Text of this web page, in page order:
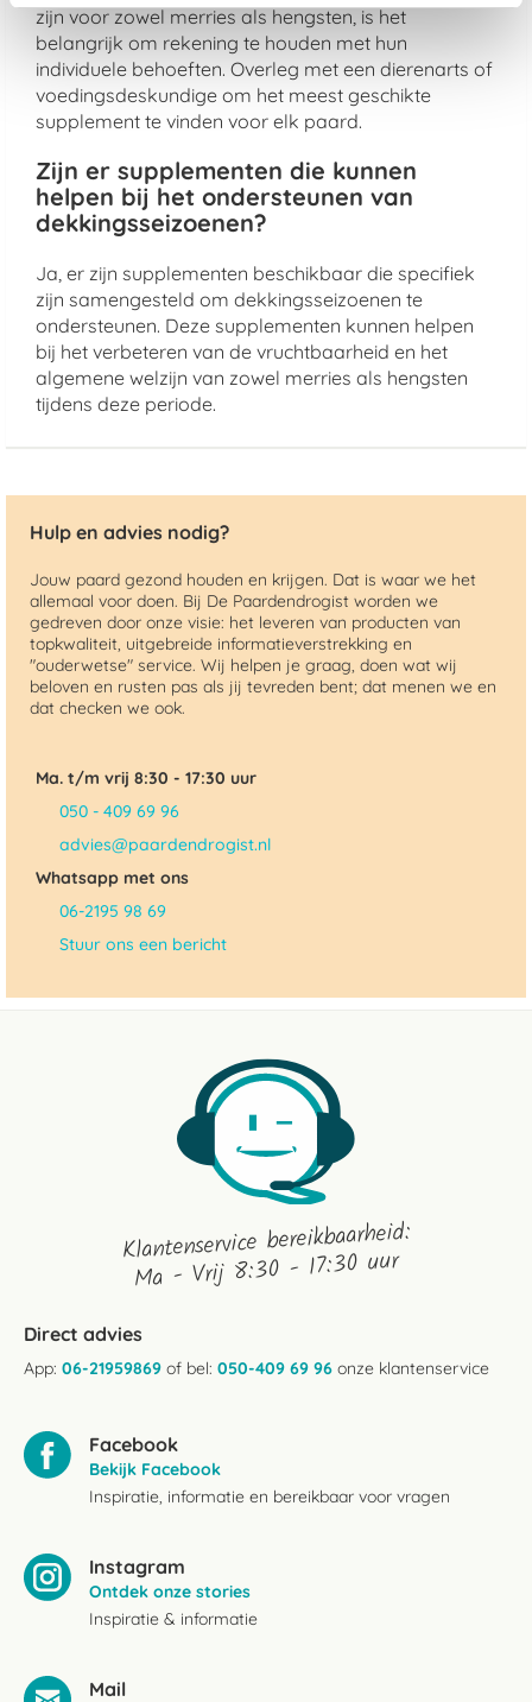
zijn voor zowel merries als hengsten, is het
belangrijk om rekening te houden met hun
individuele behoeften. Overleg met een dierenarts of
voedingsdeskundige om het meest geschikte
supplement te vinden voor elk paard.
Zijn er supplementen die kunnen
helpen bij het ondersteunen van
dekkingsseizoenen?
Ja, er zijn supplementen beschikbaar die specifiek
zijn samengesteld om dekkingsseizoenen te
ondersteunen. Deze supplementen kunnen helpen
bij het verbeteren van de vruchtbaarheid en het
algemene welzijn van zowel merries als hengsten
tijdens deze periode.
Hulp en advies nodig?
Jouw paard gezond houden en krijgen. Dat is waar we het
allemaal voor doen. Bij De Paardendrogist worden we
gedreven door onze visie: het leveren van producten van
topkwaliteit, uitgebreide informatieverstrekking en
"ouderwetse" service. Wij helpen je graag, doen wat wij
beloven en rusten pas als jij tevreden bent; dat menen we en
dat checken we ook.
Ma. t/m vrij 8:30 - 17:30 uur
050 - 409 69 96
advies@paardendrogist.nl
Whatsapp met ons
06-2195 98 69
Stuur ons een bericht
Klantenservice bereikbaarheid:
Ma - Vrij 8:30 - 17:30 uur
Direct advies
App: 06-21959869 of bel: 050-409 69 96 onze klantenservice
Facebook
Bekijk Facebook
Inspiratie, informatie en bereikbaar voor vragen
Instagram
Ontdek onze stories
Inspiratie & informatie
Mail